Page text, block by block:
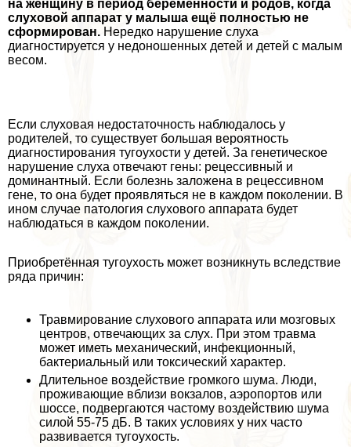
на женщину в период беременности и родов, когда
слуховой аппарат у малыша ещё полностью не
сформирован. Нередко нарушение слуха
диагностируется у недоношенных детей и детей с малым
весом.
Если слуховая недостаточность наблюдалось у
родителей, то существует большая вероятность
диагностирования тугоухости у детей. За генетическое
нарушение слуха отвечают гены: рецессивный и
доминантный. Если болезнь заложена в рецессивном
гене, то она будет проявляться не в каждом поколении. В
ином случае патология слухового аппарата будет
наблюдаться в каждом поколении.
Приобретённая тугоухость может возникнуть вследствие
ряда причин:
Травмирование слухового аппарата или мозговых
центров, отвечающих за слух. При этом травма
может иметь механический, инфекционный,
бактериальный или токсический хаpaктер.
Длительное воздействие громкого шума. Люди,
проживающие вблизи вокзалов, аэропортов или
шоссе, подвергаются частому воздействию шума
силой 55-75 дБ. В таких условиях у них часто
развивается тугоухость.